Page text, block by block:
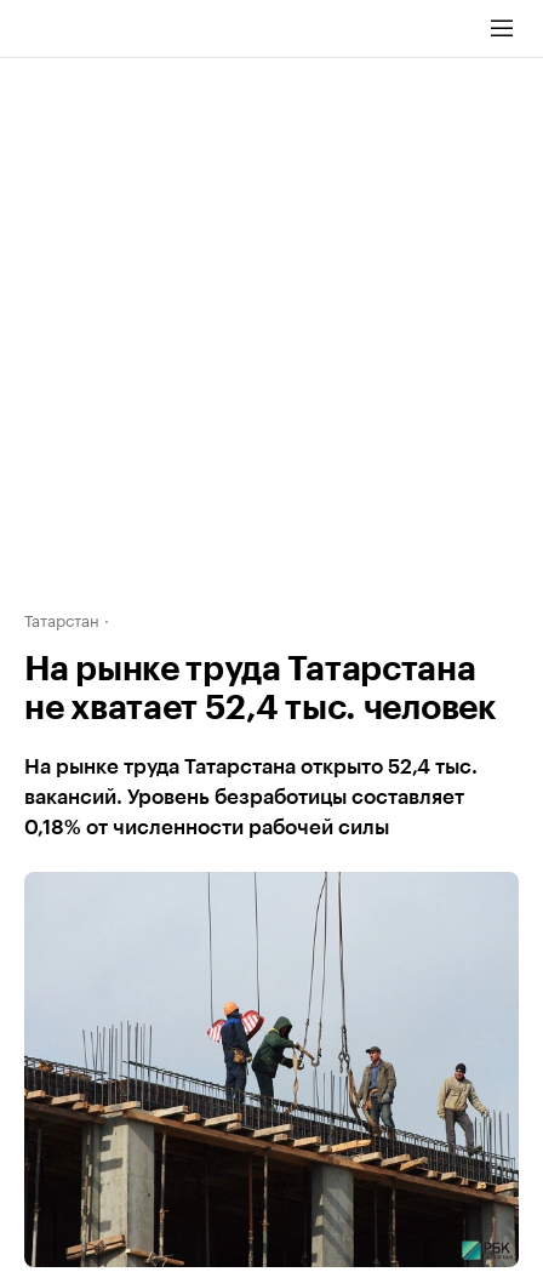
Татарстан
На рынке труда Татарстана
не хватает 52,4 тыс. человек
На рынке труда Татарстана открыто 52,4 тыс.
вакансий. Уровень безработицы составляет
0,18% от численности рабочей силы